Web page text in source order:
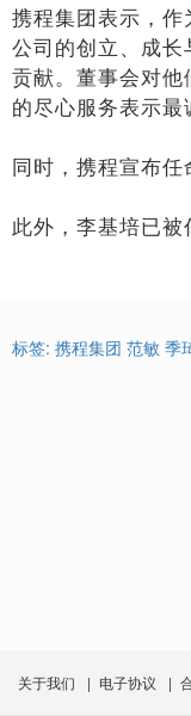
携程集团表示，
公司的创立、成
贡献。董事会对
的尽心服务表示最
同时，携程宣布任
此外，李基培已被
标签: 携程集团 范敏 季
关于我们 | 电子协议 |